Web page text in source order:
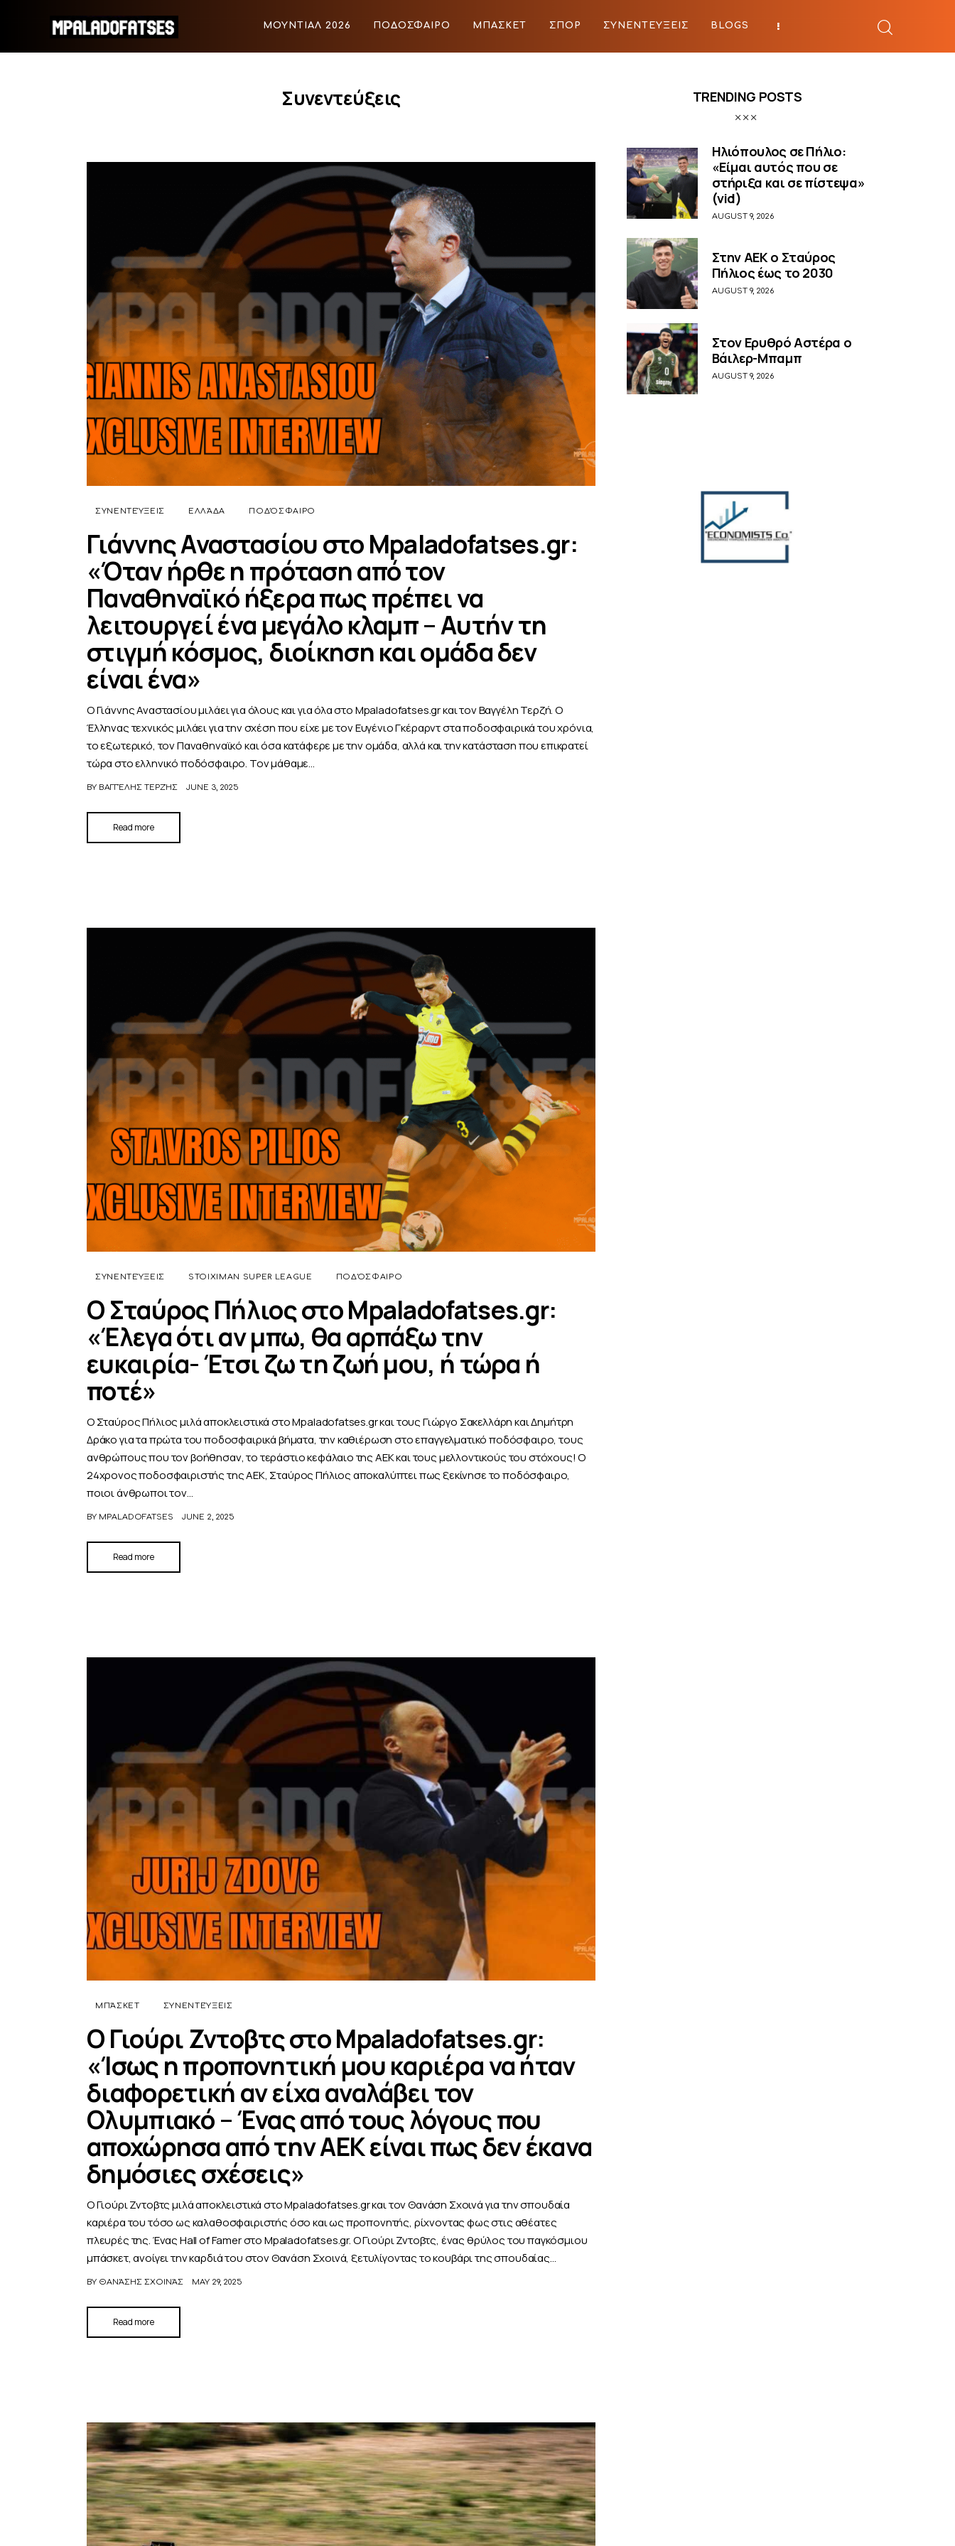
ΜΟΥΝΤΙΑΛ 2026 ΠΟΔΟΣΦΑΙΡΟ ΜΠΑΣΚΕΤ ΣΠΟΡ ΣΥΝΕΝΤΕΥΞΕΙΣ BLOGS
ΜΟΥΝΤΙΑΛ 2026
ΠΟΔΟΣΦΑΙΡΟ
MEET THE TEAM
Συνεντεύξεις
ΣΥΝΕΝΤΕΎΞΕΙΣ ΕΛΛΆΔΑ ΠΟΔΌΣΦΑΙΡΟ
Γιάννης Αναστασίου στο Mpaladofatses.gr:
«Όταν ήρθε η πρόταση από τον
Παναθηναϊκό ήξερα πως πρέπει να
λειτουργεί ένα μεγάλο κλαμπ – Αυτήν τη
στιγμή κόσμος, διοίκηση και ομάδα δεν
είναι ένα»
Ο Γιάννης Αναστασίου μιλάει για όλους και για όλα στο Mpaladofatses.gr και τον Βαγγέλη Τερζή. Ο
Έλληνας τεχνικός μιλάει για την σχέση που είχε με τον Ευγένιο Γκέραρντ στα ποδοσφαιρικά του χρόνια,
το εξωτερικό, τον Παναθηναϊκό και όσα κατάφερε με την ομάδα, αλλά και την κατάσταση που επικρατεί
τώρα στο ελληνικό ποδόσφαιρο. Τον μάθαμε…
BY ΒΑΓΓΈΛΗΣ ΤΕΡΖΉΣ JUNE 3, 2025
Read more
ΣΥΝΕΝΤΕΎΞΕΙΣ STOIXIMAN SUPER LEAGUE ΠΟΔΌΣΦΑΙΡΟ
Ο Σταύρος Πήλιος στο Mpaladofatses.gr:
«Έλεγα ότι αν μπω, θα αρπάξω την
ευκαιρία- Έτσι ζω τη ζωή μου, ή τώρα ή
ποτέ»
Ο Σταύρος Πήλιος μιλά αποκλειστικά στο Mpaladofatses.gr και τους Γιώργο Σακελλάρη και Δημήτρη
Δράκο για τα πρώτα του ποδοσφαιρικά βήματα, την καθιέρωση στο επαγγελματικό ποδόσφαιρο, τους
ανθρώπους που τον βοήθησαν, το τεράστιο κεφάλαιο της ΑΕΚ και τους μελλοντικούς του στόχους! Ο
24χρονος ποδοσφαιριστής της ΑΕΚ, Σταύρος Πήλιος αποκαλύπτει πως ξεκίνησε το ποδόσφαιρο,
ποιοι άνθρωποι τον…
BY MPALADOFATSES JUNE 2, 2025
Read more
ΜΠΆΣΚΕΤ ΣΥΝΕΝΤΕΎΞΕΙΣ
Ο Γιούρι Ζντοβτς στο Mpaladofatses.gr:
«Ίσως η προπονητική μου καριέρα να ήταν
διαφορετική αν είχα αναλάβει τον
Ολυμπιακό – Ένας από τους λόγους που
αποχώρησα από την ΑΕΚ είναι πως δεν έκανα
δημόσιες σχέσεις»
Ο Γιούρι Ζντοβτς μιλά αποκλειστικά στο Mpaladofatses.gr και τον Θανάση Σχοινά για την σπουδαία
καριέρα του τόσο ως καλαθοσφαιριστής όσο και ως προπονητής, ρίχνοντας φως στις αθέατες
πλευρές της. Ένας Hall of Famer στο Mpaladofatses.gr. Ο Γιούρι Ζντοβτς, ένας θρύλος του παγκόσμιου
μπάσκετ, ανοίγει την καρδιά του στον Θανάση Σχοινά, ξετυλίγοντας το κουβάρι της σπουδαίας…
BY ΘΑΝΆΣΗΣ ΣΧΟΙΝΆΣ MAY 29, 2025
Read more
TRENDING POSTS
Ηλιόπουλος σε Πήλιο:
«Είμαι αυτός που σε
στήριξα και σε πίστεψα»
(vid)
AUGUST 9, 2026
Στην ΑΕΚ ο Σταύρος
Πήλιος έως το 2030
AUGUST 9, 2026
Στον Ερυθρό Αστέρα ο
Βάιλερ-Μπαμπ
AUGUST 9, 2026